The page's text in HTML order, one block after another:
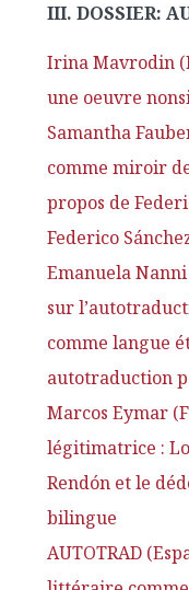
III. DOSSIER:
Irina Mavrodin
une oeuvre
Samantha
comme miroir
propos de
Federico
Emanuela
sur
comme langue
autotraduction
Marcos Eymar
légitimatrice :
Rendón et le
bilingue
AUTOTRAD